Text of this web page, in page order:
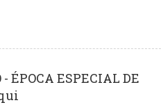
- ÉPOCA ESPECIAL DE